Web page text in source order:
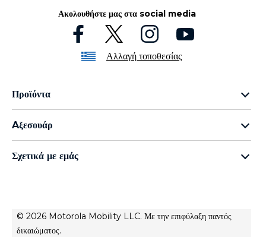
Ακολουθήστε μας στα social media
Αλλαγή τοποθεσίας
Προϊόντα
Οικογένεια g
Aξεσουάρ
Σχετικά με εμάς
conditions of sale
Όροι χρήσης
© 2026 Motorola Mobility LLC. Με την επιφύλαξη παντός
δικαιώματος.